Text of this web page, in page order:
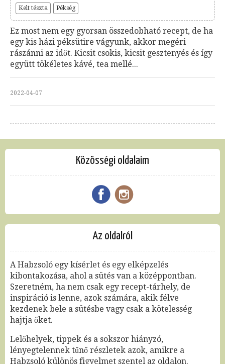
Kelt tészta Pékség
Ez most nem egy gyorsan összedobható recept, de ha
egy kis házi péksütire vágyunk, akkor megéri
rászánni az időt. Kicsit csokis, kicsit gesztenyés és így
együtt tökéletes kávé, tea mellé...
2022-04-07
Közösségi oldalaim
Az oldalról
A Habzsoló egy kísérlet és egy elképzelés
kibontakozása, ahol a sütés van a középpontban.
Szeretném, ha nem csak egy recept-tárhely, de
inspiráció is lenne, azok számára, akik félve
kezdenek bele a sütésbe vagy csak a kötelesség
hajtja őket.
Lelőhelyek, tippek és a sokszor hiányzó,
lényegtelennek tűnő részletek azok, amikre a
Habzsoló különös figyelmet szentel az oldalon.